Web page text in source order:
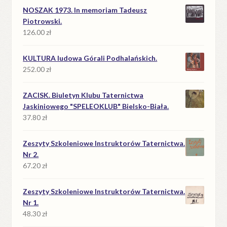
NOSZAK 1973. In memoriam Tadeusz
Piotrowski.
126.00zł
KULTURA ludowa Górali Podhalańskich.
252.00zł
ZACISK. Biuletyn Klubu Taternictwa
Jaskiniowego "SPELEOKLUB" Bielsko-Biała.
37.80zł
Zeszyty Szkoleniowe Instruktorów Taternictwa.
Nr 2.
67.20zł
Zeszyty Szkoleniowe Instruktorów Taternictwa.
Nr 1.
48.30zł